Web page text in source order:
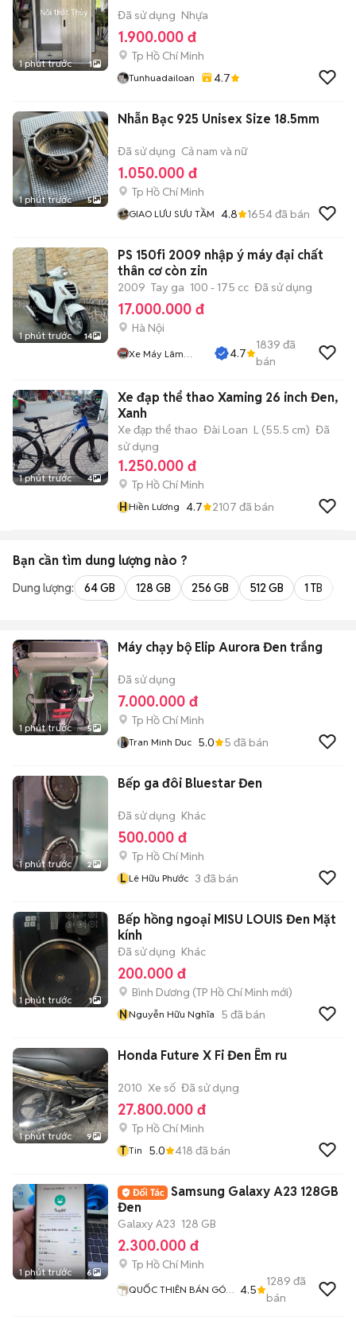
1 phút trước 1
Đã sử dụng Nhựa
1.900.000 đ
Tp Hồ Chí Minh
Tunhuadailoan 4.7
1 phút trước 5
Nhẫn Bạc 925 Unisex Size 18.5mm
Đã sử dụng Cả nam và nữ
1.050.000 đ
Tp Hồ Chí Minh
GIAO LƯU SƯU TẦM 4.8 1654đã bán
1 phút trước 14
PS 150fi 2009 nhập ý máy đại chất
thân cơ còn zin
2009 Tay ga 100 - 175 cc Đã sử dụng
17.000.000 đ
Hà Nội
Xe Máy Lâm
4.7
1839 đã
bán
1 phút trước 4
Xe đạp thể thao Xaming 26 inch Đen,
Xanh
Xe đạp thể thao Đài Loan L (55.5 cm) Đã
sử dụng
1.250.000 đ
Tp Hồ Chí Minh
HHiền Lương 4.7 2107 đã bán
Bạn cần tìm dung lượng nào ?
Dung lượng: 64 GB 128 GB 256 GB 512 GB 1 TB
1 phút trước 5
Máy chạy bộ Elip Aurora Đen trắng
Đã sử dụng
7.000.000 đ
Tp Hồ Chí Minh
Tran Minh Duc 5.0 5 đã bán
1 phút trước 2
Bếp ga đôi Bluestar Đen
Đã sử dụng Khác
500.000 đ
Tp Hồ Chí Minh
L Lê Hữu Phước 3 đã bán
1 phút trước 1
Bếp hồng ngoại MISU LOUIS Đen Mặt
kính
Đã sử dụng Khác
200.000 đ
Bình Dương (TP Hồ Chí Minh mới)
NNguyễn Hữu Nghĩa 5 đã bán
1 phút trước 9
Honda Future X Fi Đen Êm ru
2010 Xe số Đã sử dụng
27.800.000 đ
Tp Hồ Chí Minh
T Tin 5.0 418 đã bán
1 phút trước 6
Samsung Galaxy A23 128GB
Đen
Galaxy A23 128 GB
2.300.000 đ
Tp Hồ Chí Minh
QUỐC THIÊN BÁN GÓP
4.5
1289 đã
bán